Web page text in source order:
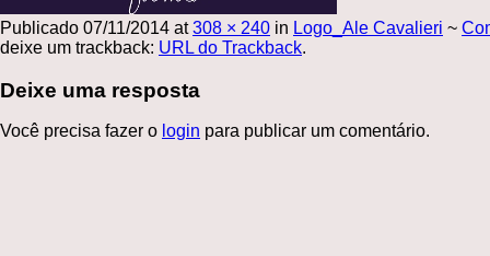
Publicado 07/11/2014 at308 × 240 in Logo_Ale Cavalieri ~
deixe um trackback: URL do Trackback.
Deixe uma resposta
Você precisa fazer o login para publicar um comentário.